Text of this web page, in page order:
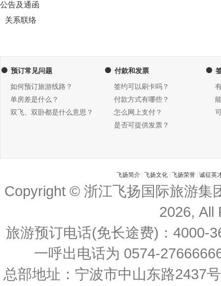
公告及通函
关系联络
预订常见问题
如何预订旅游线路？
单房差是什么？
双飞、双卧都是什么意思？
付款和发票
签约可以刷卡吗？
付款方式有哪些？
怎么网上支付？
是否可提供发票？
飞扬简介 飞扬文化 飞扬荣誉 诚征英
Copyright © 浙江飞扬国际旅游集
2026, All
旅游预订电话(免长途费)：4000-
一呼出电话为 0574-
总部地址：宁波市中山东路2437